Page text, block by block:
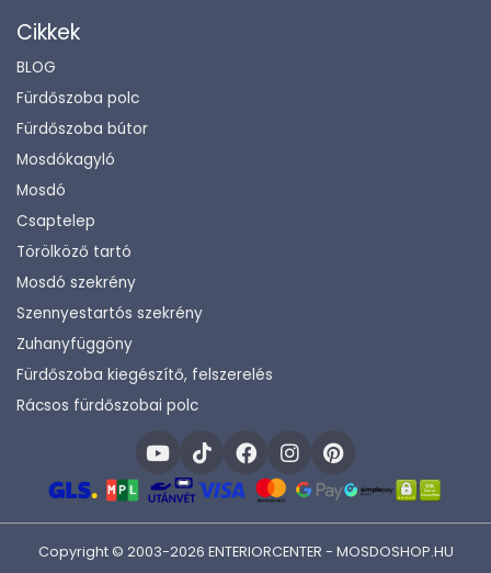
Cikkek
BLOG
Fürdőszoba polc
Fürdőszoba bútor
Mosdókagyló
Mosdó
Csaptelep
Törölköző tartó
Mosdó szekrény
Szennyestartós szekrény
Zuhanyfüggöny
Fürdőszoba kiegészítő, felszerelés
Rácsos fürdőszobai polc
Copyright © 2003-2026 ENTERIORCENTER - MOSDOSHOP.HU